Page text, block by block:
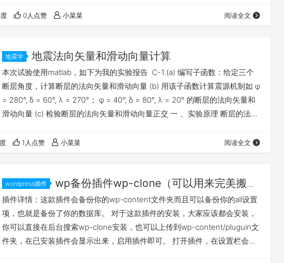
时间折腾主题，所以这次升级让用 户等了很长时间，这里表示抱歉，这两天
会陆续为用户提供升级版主题包，不过由于申请升级的用户较多，估计全部
0人点赞 小菜菜 阅读全文
地震学 地震法向矢量和滑动向量计算
本次试验使用matlab，如下为我的实验报告 C-1.(a) 编写子函数：给定三个
断层角度，计算断层的法向矢量和滑动向量 (b) 用该子函数计算震源机制如 φ
= 280°, δ = 60°, λ = 270°； φ = 40°, δ = 80°, λ = 20° 的断层的法向矢量和
滑动向量 (c) 检验断层的法向矢量和滑动向量正交 一 、实验原理 断层的法向
function [ n,d ] = dz4111(a1,a2,a3) a1=input…
1人点赞 小菜菜 阅读全文
wordpress插件
wp备份插件wp-clone（可以用来完美搬
家）
插件详情：这款插件会备份你的wp-content文件夹而且可以备份你的all设置
项，也就是备份了你的数据库。 对于这款插件的安装，大家应该都会安装，
你可以直接在后台搜索wp-clone安装，也可以上传到wp-content/pluguin文
件夹，在已安装插件会显示出来，启用插件即可。 打开插件，在设置栏会出